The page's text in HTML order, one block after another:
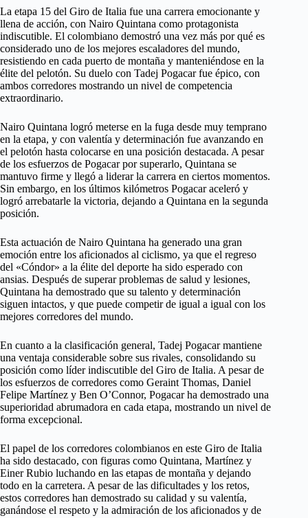
La etapa 15 del Giro de Italia fue una carrera emocionante y
llena de acción, con Nairo Quintana como protagonista
indiscutible. El colombiano demostró una vez más por qué es
considerado uno de los mejores escaladores del mundo,
resistiendo en cada puerto de montaña y manteniéndose en la
élite del pelotón. Su duelo con Tadej Pogacar fue épico, con
ambos corredores mostrando un nivel de competencia
extraordinario.
Nairo Quintana logró meterse en la fuga desde muy temprano
en la etapa, y con valentía y determinación fue avanzando en
el pelotón hasta colocarse en una posición destacada. A pesar
de los esfuerzos de Pogacar por superarlo, Quintana se
mantuvo firme y llegó a liderar la carrera en ciertos momentos.
Sin embargo, en los últimos kilómetros Pogacar aceleró y
logró arrebatarle la victoria, dejando a Quintana en la segunda
posición.
Esta actuación de Nairo Quintana ha generado una gran
emoción entre los aficionados al ciclismo, ya que el regreso
del «Cóndor» a la élite del deporte ha sido esperado con
ansias. Después de superar problemas de salud y lesiones,
Quintana ha demostrado que su talento y determinación
siguen intactos, y que puede competir de igual a igual con los
mejores corredores del mundo.
En cuanto a la clasificación general, Tadej Pogacar mantiene
una ventaja considerable sobre sus rivales, consolidando su
posición como líder indiscutible del Giro de Italia. A pesar de
los esfuerzos de corredores como Geraint Thomas, Daniel
Felipe Martínez y Ben O’Connor, Pogacar ha demostrado una
superioridad abrumadora en cada etapa, mostrando un nivel de
forma excepcional.
El papel de los corredores colombianos en este Giro de Italia
ha sido destacado, con figuras como Quintana, Martínez y
Einer Rubio luchando en las etapas de montaña y dejando
todo en la carretera. A pesar de las dificultades y los retos,
estos corredores han demostrado su calidad y su valentía,
ganándose el respeto y la admiración de los aficionados y de